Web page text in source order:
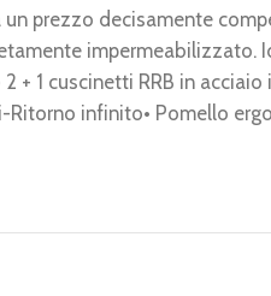
un prezzo decisamente
impermeabilizzato.
+ 1 cuscinetti RRB in acciaio
infinito• Pomello